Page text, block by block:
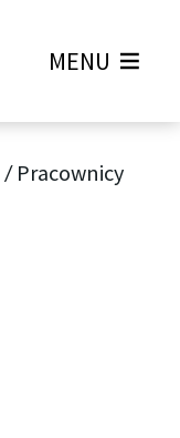
MENU
/ Pracownicy